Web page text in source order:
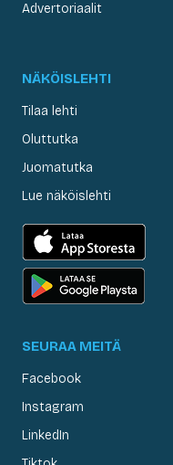
Advertoriaalit
NÄKÖISLEHTI
Tilaa lehti
Oluttutka
Juomatutka
Lue näköislehti
SEURAA MEITÄ
Facebook
Instagram
LinkedIn